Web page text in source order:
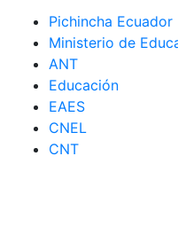
Pichincha Ecuador
Ministerio de
ANT
Educación
EAES
CNEL
CNT